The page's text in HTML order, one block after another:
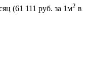
(61 111 руб. за 1м2 в